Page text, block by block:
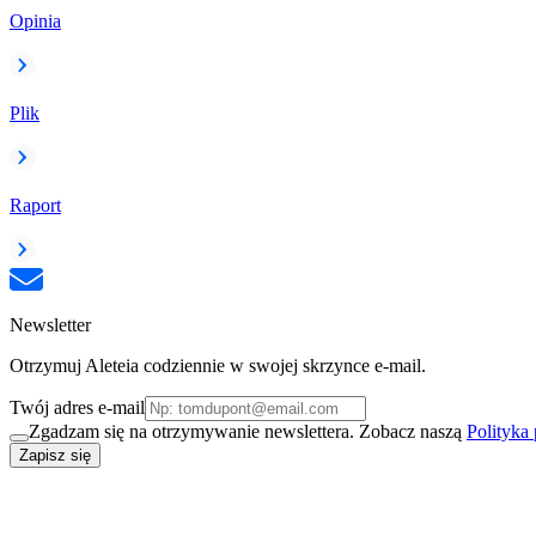
Opinia
Plik
Raport
Newsletter
Otrzymuj Aleteia codziennie w swojej skrzynce e-mail.
Twój adres e-mail
Zgadzam się na otrzymywanie newslettera. Zobacz naszą Polityka
Zapisz się